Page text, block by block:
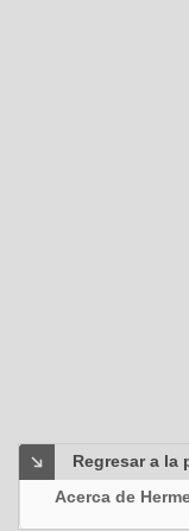
Regresar a la
Acerca de